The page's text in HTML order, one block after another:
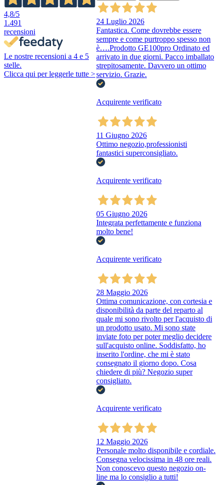
4,8/5
1.491
recensioni
Le nostre recensioni a 4 e 5
stelle.
Clicca qui per leggerle tutte >
24 Luglio 2026
Fantastica. Come dovrebbe essere
sempre e come purtroppo spesso non
è….Prodotto GE100pro Ordinato ed
arrivato in due giorni. Pacco imballato
strepitosamente. Davvero un ottimo
servizio. Grazie.
Acquirente verificato
11 Giugno 2026
Ottimo negozio,professionisti
fantastici superconsigliato.
Acquirente verificato
05 Giugno 2026
Integrata perfettamente e funziona
molto bene!
Acquirente verificato
28 Maggio 2026
Ottima comunicazione, con cortesia e
disponibilità da parte del reparto al
quale mi sono rivolto per l'acquisto di
un prodotto usato. Mi sono state
inviate foto per poter meglio decidere
sull'acquisto online. Soddisfatto, ho
inserito l'ordine, che mi è stato
consegnato il giorno dopo. Cosa
chiedere di più? Negozio super
consigliato.
Acquirente verificato
12 Maggio 2026
Personale molto disponibile e cordiale.
Consegna velocissima in 48 ore reali.
Non conoscevo questo negozio on-
line ma lo consiglio a tutti!